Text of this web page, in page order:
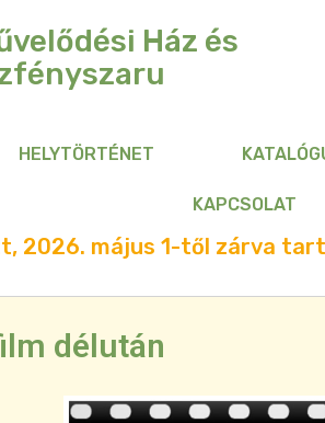
Ház és
HELYTÖRTÉNET
KAPCSOLAT
2026. május 1-től zárva
délután